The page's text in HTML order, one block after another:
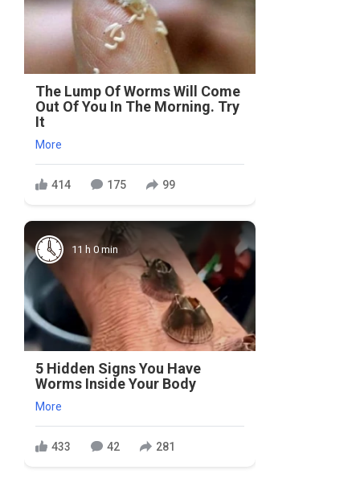
The Lump Of Worms Will Come
Out Of You In The Morning. Try
It
More
414 175 99
11 h 0 min
5 Hidden Signs You Have
Worms Inside Your Body
More
433 42 281